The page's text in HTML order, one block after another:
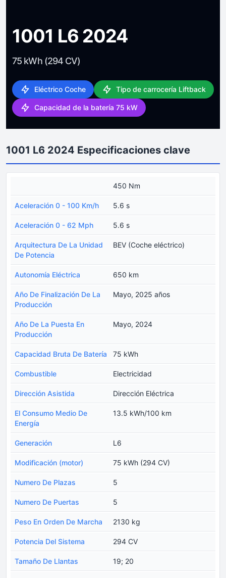
1001 L6 2024
75 kWh (294 CV)
Eléctrico Coche Tipo de carrocería Liftback
Capacidad de la batería 75 kW
1001 L6 2024 Especificaciones clave
450 Nm
Aceleración 0 - 100 Km/h 5.6 s
Aceleración 0 - 62 Mph 5.6 s
Arquitectura De La Unidad
De Potencia
BEV (Coche eléctrico)
Autonomía Eléctrica 650 km
Año De Finalización De La
Producción
Mayo, 2025 años
Año De La Puesta En
Producción
Mayo, 2024
Capacidad Bruta De Batería 75 kWh
Combustible Electricidad
Dirección Asistida Dirección Eléctrica
El Consumo Medio De
Energía
13.5 kWh/100 km
Generación L6
Modificación (motor) 75 kWh (294 CV)
Numero De Plazas 5
Numero De Puertas 5
Peso En Orden De Marcha 2130 kg
Potencia Del Sistema 294 CV
Tamaño De Llantas 19; 20